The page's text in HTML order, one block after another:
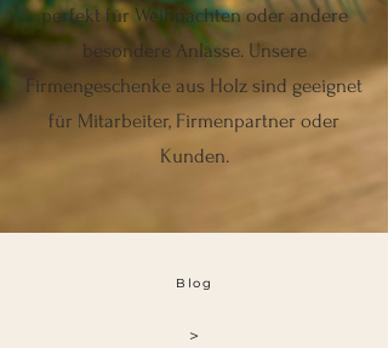
perfekt für Weihnachten oder andere
besondere Anlässe. Unsere
Firmengeschenke aus Holz sind geeignet
für Mitarbeiter, Firmenpartner oder
Kunden.
Blog
>